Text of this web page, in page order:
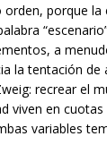
porque
a
la tentación
recrear el
viven en
variables